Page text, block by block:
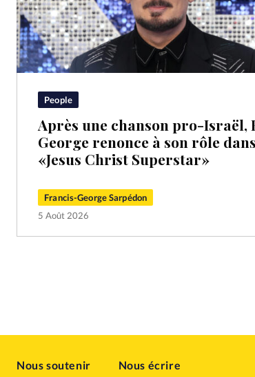
People
Après une chanson pro-Israël,
George renonce à son rôle dans
«Jesus Christ Superstar»
Francis-George Sarpédon
5 Août 2026
Nous soutenir Nous écrire